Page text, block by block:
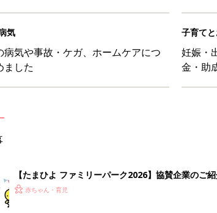
気
病気や事故・ケガ、ホームケアにつ
ました
子育て
妊娠・
金・助
【たまひよ ファミリーパーク2026】協賛企業のご
赤ちゃん・育児